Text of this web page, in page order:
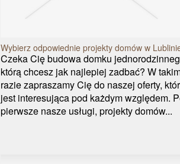
Wybierz odpowiednie projekty domów w
Czeka Cię budowa domku
którą chcesz jak najlepiej zadbać? W
razie zapraszamy Cię do naszej oferty,
jest interesująca pod każdym względem.
pierwsze nasze usługi, projekty domów...